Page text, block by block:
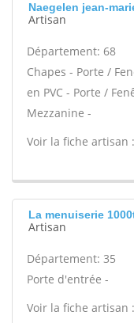
Naegelen jean-
Artisan
Département: 68
Chapes - Porte /
en PVC - Porte /
Mezzanine -
Voir la fiche artisan :
La menuiserie
Artisan
Département: 35
Porte d'entrée -
Voir la fiche artisan :